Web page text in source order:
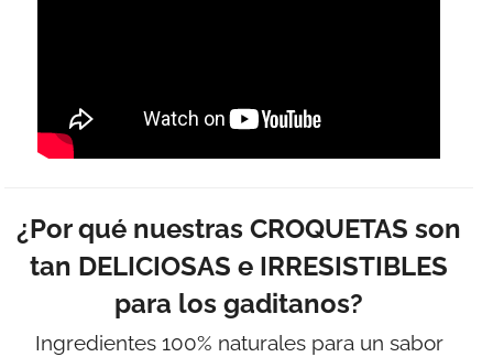
¿Por qué nuestras CROQUETAS son
tan DELICIOSAS e IRRESISTIBLES
para los gaditanos?
Ingredientes 100% naturales para un sabor